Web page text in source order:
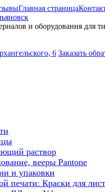
Главная страница
и оборудования для
6 Заказать
раствор
вееры Pantone
и упаковки
печати: Краски для